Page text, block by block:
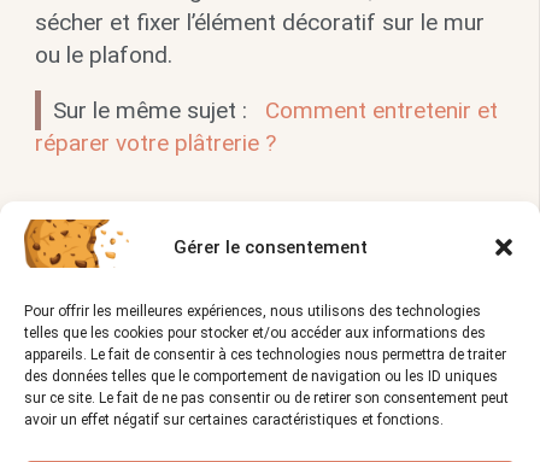
Gérer le consentement
Pour offrir les meilleures expériences, nous utilisons des technologies
telles que les cookies pour stocker et/ou accéder aux informations des
appareils. Le fait de consentir à ces technologies nous permettra de traiter
des données telles que le comportement de navigation ou les ID uniques
sur ce site. Le fait de ne pas consentir ou de retirer son consentement peut
avoir un effet négatif sur certaines caractéristiques et fonctions.
sécher et fixer l’élément décoratif sur le mur
ou le plafond.
Sur le même sujet :
Comment entretenir et
réparer votre plâtrerie ?
Quels sont les avantages de la plâtrerie
traditionnelle ?
plâtrerie traditionnelle
est esthétique,
durable et permet de créer des éléments
décoratifs uniques.
Vues : 1 314